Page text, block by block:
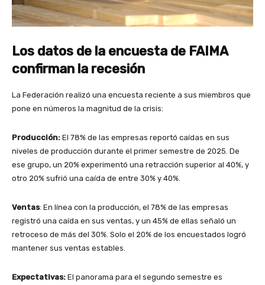
Los datos de la encuesta de FAIMA
confirman la recesión
La Federación realizó una encuesta reciente a sus miembros que
pone en números la magnitud de la crisis:
Producción: El 78% de las empresas reportó caídas en sus
niveles de producción durante el primer semestre de 2025. De
ese grupo, un 20% experimentó una retracción superior al 40%, y
otro 20% sufrió una caída de entre 30% y 40%.
Ventas: En línea con la producción, el 78% de las empresas
registró una caída en sus ventas, y un 45% de ellas señaló un
retroceso de más del 30%. Solo el 20% de los encuestados logró
mantener sus ventas estables.
Expectativas: El panorama para el segundo semestre es